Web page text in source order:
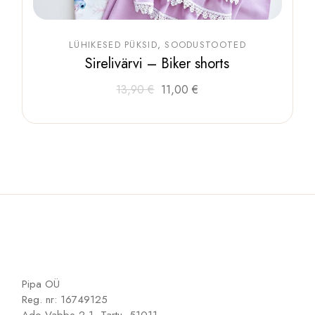
LÜHIKESED PÜKSID SOODUSTOOTED
Sirelivärvi – Biker shorts
13,90€
Algne
hind
13,90 €.
11,00€
Praegune
hind
11,00 €.
Sellel
tootel
mitu
Pipa OÜ
Reg. nr: 16749125